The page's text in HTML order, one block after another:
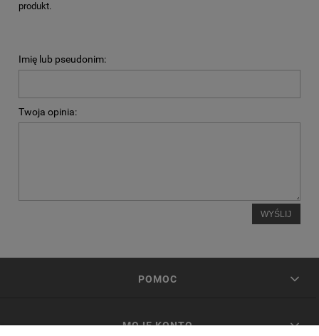
produkt.
Imię lub pseudonim:
Twoja opinia:
WYŚLIJ
POMOC
MOJE KONTO